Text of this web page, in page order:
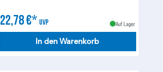
22,78 €* UVP Auf Lager
In den Warenkorb